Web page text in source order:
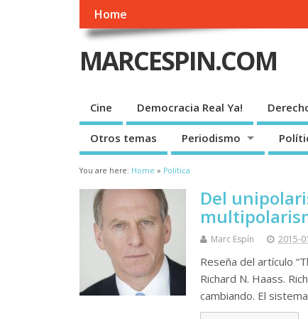
Home
MARCESPIN.COM
Cine Democracia Real Ya!
Otros temas Periodismo
You are here: Home » Política
Del
Marc Espín 2015-
Reseña del artículo
Richard N. Haass.
cambiando. El